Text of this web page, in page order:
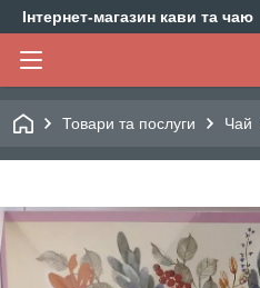
Інтернет-магазин кави та чаю
Товари та послуги Чай